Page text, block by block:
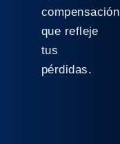
compensación
que refleje
tus
pérdidas.